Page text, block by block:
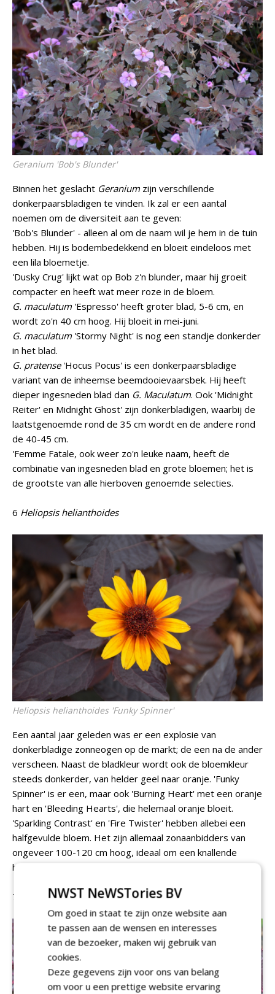
Geranium 'Bob's Blunder'
Binnen het geslacht Geraniumzijn verschillende
donkerpaarsbladigen te vinden. Ik zal er een aantal
noemen om de diversiteit aan te geven:
'Bob's Blunder' - alleen al om de naam wil je hem in de tuin
hebben. Hij is bodembedekkend en bloeit eindeloos met
een lila bloemetje.
'Dusky Crug' lijkt wat op Bob z'n blunder, maar hij groeit
compacter en heeft wat meer roze in de bloem.
G. maculatum'Espresso' heeft groter blad, 5-6 cm, en
wordt zo'n 40 cm hoog. Hij bloeit in mei-juni.
G. maculatum'Stormy Night' is nog een standje donkerder
in het blad.
G. pratense'Hocus Pocus' is een donkerpaarsbladige
variant van de inheemse beemdooievaarsbek. Hij heeft
dieper ingesneden blad dan G. Maculatum. Ook 'Midnight
Reiter' en Midnight Ghost' zijn donkerbladigen, waarbij de
laatstgenoemde rond de 35 cm wordt en de andere rond
de 40-45 cm.
'Femme Fatale, ook weer zo'n leuke naam, heeft de
combinatie van ingesneden blad en grote bloemen; het is
de grootste van alle hierboven genoemde selecties.
6 Heliopsis helianthoides
Heliopsis helianthoides'Funky Spinner'
Een aantal jaar geleden was er een explosie van
donkerbladige zonneogen op de markt; de een na de ander
verscheen. Naast de bladkleur wordt ook de bloemkleur
steeds donkerder, van helder geel naar oranje. 'Funky
Spinner' is er een, maar ook 'Burning Heart' met een oranje
hart en 'Bleeding Hearts', die helemaal oranje bloeit.
'Sparkling Contrast' en 'Fire Twister' hebben allebei een
halfgevulde bloem. Het zijn allemaal zonaanbidders van
ongeveer 100-120 cm hoog, ideaal om een knallende
hotgarden te maken.
7 HeucheraNWST NeWSTories BV
Om goed in staat te zijn onze website aan
te passen aan de wensen en interesses
van de bezoeker, maken wij gebruik van
cookies.
Deze gegevens zijn voor ons van belang
om voor u een prettige website ervaring